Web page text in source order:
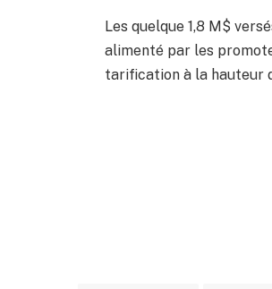
Les quelque 1,8 M$
alimenté par les
tarification à la hauteur